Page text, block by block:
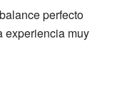
perfecto
experiencia muy